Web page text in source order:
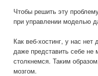
Чтобы решить эту
при управлении моделью
Как веб-хостинг, у нас
даже представить себе
столкнемся. Таким
мозгом.